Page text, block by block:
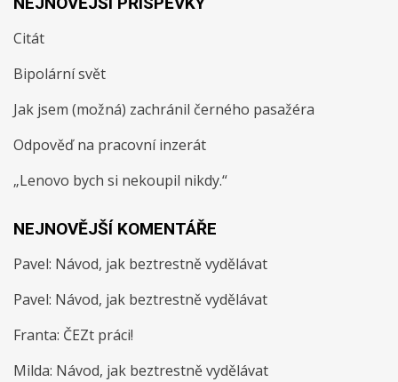
Citát
Bipolární svět
Jak jsem (možná) zachránil černého pasažéra
Odpověď na pracovní inzerát
„Lenovo bych si nekoupil nikdy.“
NEJNOVĚJŠÍ KOMENTÁŘE
Pavel: Návod, jak beztrestně vydělávat
Pavel: Návod, jak beztrestně vydělávat
Franta: ČEZt práci!
Milda: Návod, jak beztrestně vydělávat